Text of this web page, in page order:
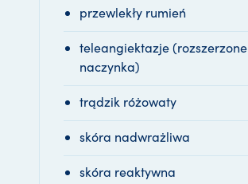
przewlekły rumień
teleangiektazje (rozszerzone
naczynka)
trądzik różowaty
skóra nadwrażliwa
skóra reaktywna